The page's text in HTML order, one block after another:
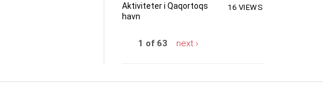
Aktiviteter i Qaqortoqs
havn
16 VIEWS
1 of 63 next ›